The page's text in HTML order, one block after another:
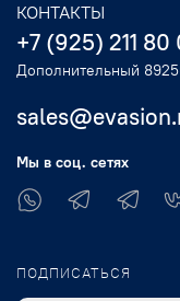
КОНТАКТЫ
+7 (925) 211 80
Дополнительный
Мы в соц. сетях
ПОДПИСАТЬСЯ